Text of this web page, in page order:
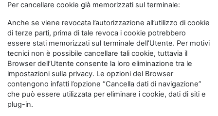
Per cancellare cookie già memorizzati sul terminale:
Anche se viene revocata l’autorizzazione all’utilizzo di cookie
di terze parti, prima di tale revoca i cookie potrebbero
essere stati memorizzati sul terminale dell’Utente. Per motivi
tecnici non è possibile cancellare tali cookie, tuttavia il
Browser dell’Utente consente la loro eliminazione tra le
impostazioni sulla privacy. Le opzioni del Browser
contengono infatti l’opzione “Cancella dati di navigazione”
che può essere utilizzata per eliminare i cookie, dati di siti e
plug-in.